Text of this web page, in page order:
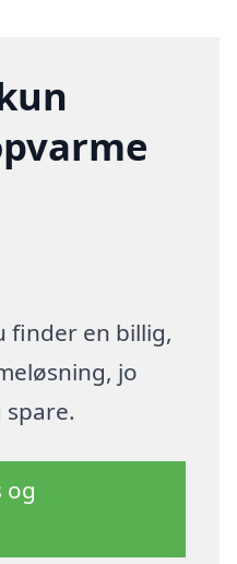
finder en billig,
jo
og